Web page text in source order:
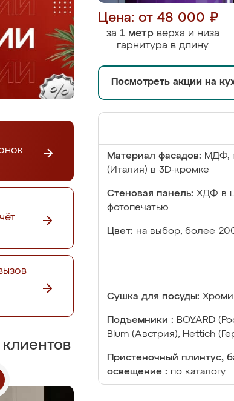
Цена: от 48 000 ₽
за 1 метрверха и низа
гарнитура в длину
Посмотреть акции на
Материал фасадов: МДФ,
(Италия) в 3D-кромке
Стеновая панель: ХДФ в
фотопечатью
Цвет: на выбор, более
Сушка для посуды:
Подъемники : BOYARD
Blum (Австрия), Hettich
Пристеночный плинтус,
освещение : по каталогу